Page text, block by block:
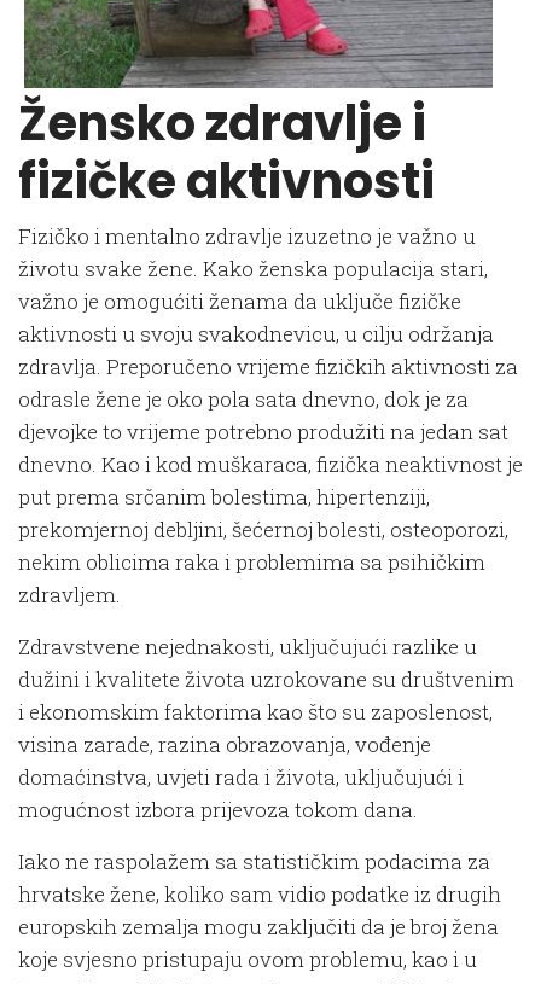
Žensko zdravlje i
fizičke aktivnosti
Fizičko i mentalno zdravlje izuzetno je važno u
životu svake žene. Kako ženska populacija stari,
važno je omogućiti ženama da uključe fizičke
aktivnosti u svoju svakodnevicu, u cilju održanja
zdravlja. Preporučeno vrijeme fizičkih aktivnosti za
odrasle žene je oko pola sata dnevno, dok je za
djevojke to vrijeme potrebno produžiti na jedan sat
dnevno. Kao i kod muškaraca, fizička neaktivnost je
put prema srčanim bolestima, hipertenziji,
prekomjernoj debljini, šećernoj bolesti, osteoporozi,
nekim oblicima raka i problemima sa psihičkim
zdravljem.
Zdravstvene nejednakosti, uključujući razlike u
dužini i kvalitete života uzrokovane su društvenim
i ekonomskim faktorima kao što su zaposlenost,
visina zarade, razina obrazovanja, vođenje
domaćinstva, uvjeti rada i života, uključujući i
mogućnost izbora prijevoza tokom dana.
Iako ne raspolažem sa statističkim podacima za
hrvatske žene, koliko sam vidio podatke iz drugih
europskih zemalja mogu zaključiti da je broj žena
koje svjesno pristupaju ovom problemu, kao i u